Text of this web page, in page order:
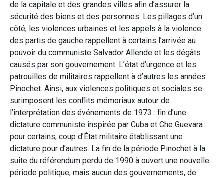
de la capitale et des grandes villes afin d’assurer la
sécurité des biens et des personnes. Les pillages d’un
côté, les violences urbaines et les appels à la violence
des partis de gauche rappellent à certains l’arrivée au
pouvoir du communiste Salvador Allende et les dégâts
causés par son gouvernement. L’état d’urgence et les
patrouilles de militaires rappellent à d’autres les années
Pinochet. Ainsi, aux violences politiques et sociales se
surimposent les conflits mémoriaux autour de
l’interprétation des événements de 1973 : fin d’une
dictature communiste inspirée par Cuba et Che Guevara
pour certains, coup d’État militaire établissant une
dictature pour d’autres. La fin de la période Pinochet à la
suite du référendum perdu de 1990 à ouvert une nouvelle
période politique, mais aucun des gouvernements, de